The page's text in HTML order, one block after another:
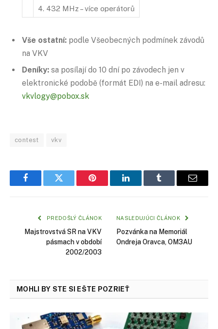
4. 432 MHz – více operátorů
Vše ostatní: podle Všeobecných podmínek závodů
na VKV
Deníky: sa posílají do 10 dní po závodech jen v
elektronické podobě (formát EDI) na e-mail adresu:
vkvlogy@pobox.sk
contest vkv
FacebookTwitter Pinterest LinkedInTumblr Email
PREDOŠLÝ ČLÁNOK
Majstrovstvá SR na VKV
pásmach v období
2002/2003
NASLEDUJÚCI ČLÁNOK
Pozvánka na Memoriál
Ondreja Oravca, OM3AU
MOHLI BY STE SI EŠTE POZRIEŤ